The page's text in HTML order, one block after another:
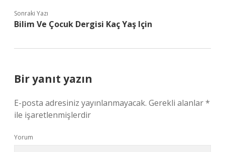
Sonraki Yazı
Bilim Ve Çocuk Dergisi Kaç Yaş Için
Bir yanıt yazın
E-posta adresiniz yayınlanmayacak. Gerekli alanlar*
ile işaretlenmişlerdir
Yorum